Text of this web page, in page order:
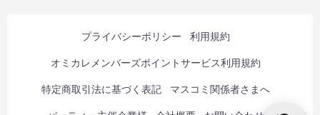
プライバシーポリシー 利用規約
オミカレメンバーズポイントサービス利用規約
特定商取引法に基づく表記 マスコミ関係者さまへ